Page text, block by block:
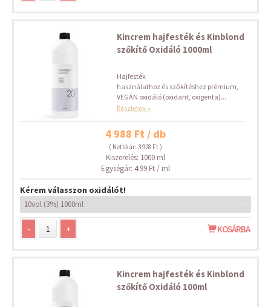
Kincrem hajfesték és Kinblond
szőkítő Oxidáló 1000ml
Hajfesték
használathoz és szőkítéshez prémium,
VEGÁN oxidáló (oxidant, oxigenta)...
Részletek »
4 988 Ft / db
( Nettó ár: 3 928 Ft )
Kiszerelés: 1000 ml
Egységár: 4.99 Ft / ml
Kérem válasszon oxidálót!
- + KOSÁRBA
Kincrem hajfesték és Kinblond
szőkítő Oxidáló 100ml